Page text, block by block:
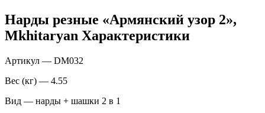
Нарды резные «Армянский узор 2»,
Mkhitaryan Характеристики
Артикул — DM032
Вес (кг) — 4.55
Вид — нарды + шашки 2 в 1